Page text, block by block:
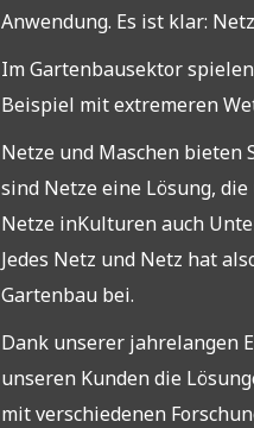
Anwendung. Es ist klar:
Im Gartenbausektor
Beispiel mit extremeren
Netze und Maschen bieten
sind Netze eine Lösung,
Netze inKulturen auch
Jedes Netz und Netz hat
Gartenbau bei.
Dank unserer jahrelangen
unseren Kunden die
mit verschiedenen